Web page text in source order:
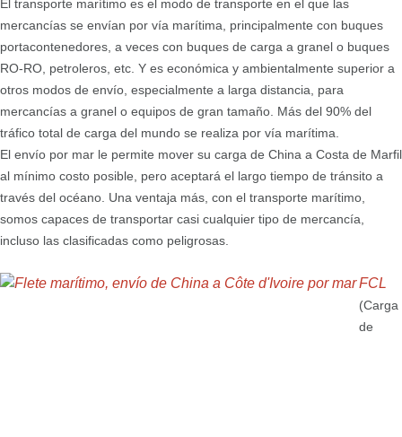
El transporte marítimo es el modo de transporte en el que las
mercancías se envían por vía marítima, principalmente con buques
portacontenedores, a veces con buques de carga a granel o buques
RO-RO, petroleros, etc. Y es económica y ambientalmente superior a
otros modos de envío, especialmente a larga distancia, para
mercancías a granel o equipos de gran tamaño. Más del 90% del
tráfico total de carga del mundo se realiza por vía marítima.
El envío por mar le permite mover su carga de China a Costa de Marfil
al mínimo costo posible, pero aceptará el largo tiempo de tránsito a
través del océano. Una ventaja más, con el transporte marítimo,
somos capaces de transportar casi cualquier tipo de mercancía,
incluso las clasificadas como peligrosas.
FCL
(Carga
de